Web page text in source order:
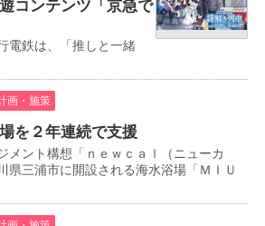
コンテンツ「京急で
電鉄は、「推しと一緒
画・施策
を２年連続で支援
ント構想「ｎｅｗｃａｌ（ニューカ
三浦市に開設される海水浴場「ＭＩＵ